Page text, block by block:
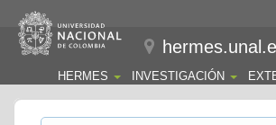
HERMES INVESTIGACIÓN